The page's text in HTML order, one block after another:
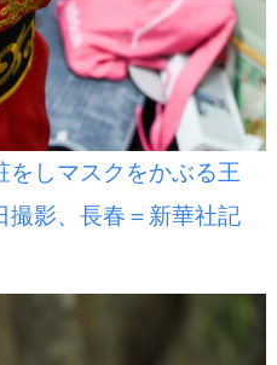
をしマスクをかぶる王
撮影、長春＝新華社記